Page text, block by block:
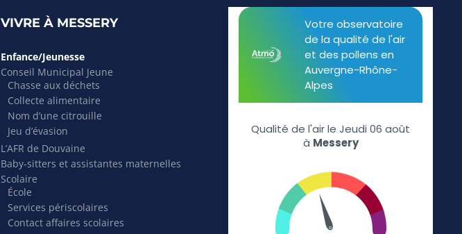
VIVRE À MESSERY
Enfance/Jeunesse
Conseil Municipal Jeune
Chasse aux déchets
Collecte alimentaire
Nom d’une citrouille
Jeu d’évasion
L’AFR de Douvaine
Baby-sitters et assistantes maternelles
Scolaire
École
Services périscolaires
Contact affaires scolaires